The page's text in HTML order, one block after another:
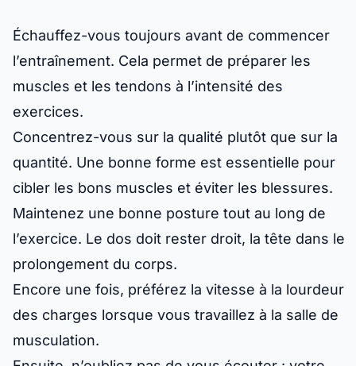
Échauffez-vous toujours avant de commencer
l’entraînement. Cela permet de préparer les
muscles et les tendons à l’intensité des
exercices.
Concentrez-vous sur la qualité plutôt que sur la
quantité. Une bonne forme est essentielle pour
cibler les bons muscles et éviter les blessures.
Maintenez une bonne posture tout au long de
l’exercice. Le dos doit rester droit, la tête dans le
prolongement du corps.
Encore une fois, préférez la vitesse à la lourdeur
des charges lorsque vous travaillez à la salle de
musculation.